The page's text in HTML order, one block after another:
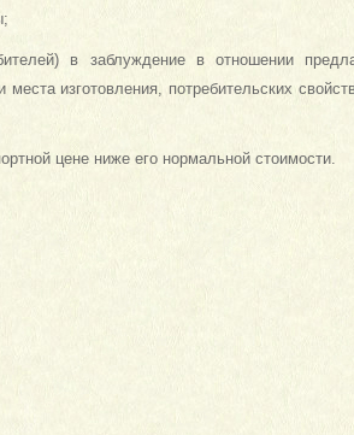
в заблуждение в отношении
места изготовления, потребительских
цене ниже его нормальной стоимости.